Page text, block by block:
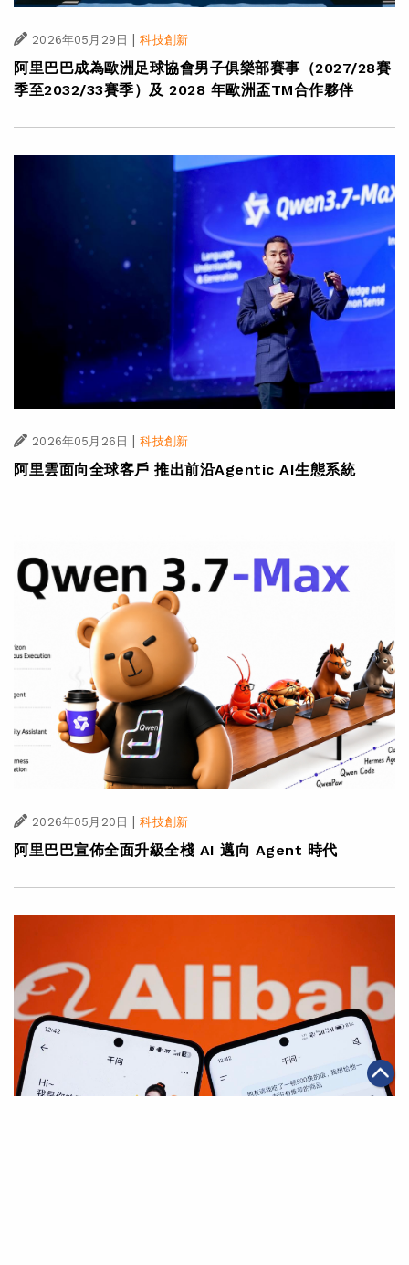
2026年05月29日 | 科技創新
阿里巴巴成為歐洲足球協會男子俱樂部賽事（2027/28賽
季至2032/33賽季）及 2028 年歐洲盃TM合作夥伴
2026年05月26日 科技創新
阿里雲面向全球客戶 推出前沿Agentic AI生態系統
2026年05月20日 | 科技創新
阿里巴巴宣佈全面升級全棧 AI 邁向 Agent 時代